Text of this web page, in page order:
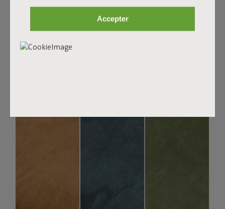
Accepter
nuances pour un joli mélange de couleurs. Doux et
confortable pour s’y enfoncer, mais assez ferme pour
offrir un bon soutien. Pour encore plus de confort,
associe-le à un coussin Puff Pillow Bouclé.